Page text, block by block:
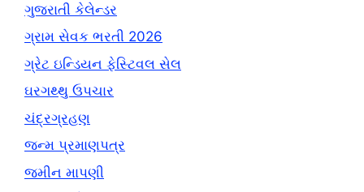
ગુજરાતી કેલેન્ડર
ગ્રામ સેવક ભરતી 2026
ગ્રેટ ઇન્ડિયન ફેસ્ટિવલ સેલ
ઘરગથ્થુ ઉપચાર
ચંદ્રગ્રહણ
જન્મ પ્રમાણપત્ર
જમીન માપણી